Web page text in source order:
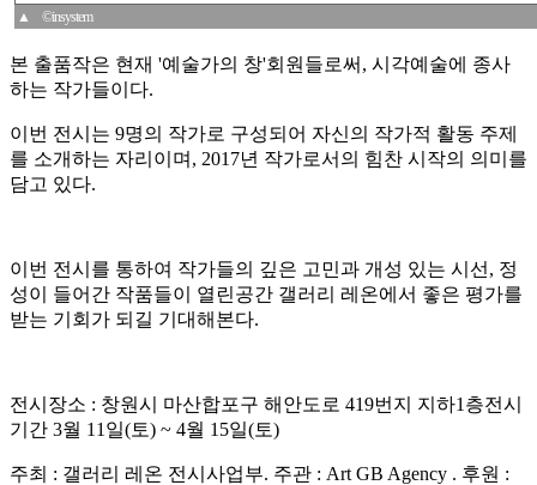
▲ ©insystem
본 출품작은 현재 '예술가의 창'회원들로써, 시각예술에 종사
하는 작가들이다.
이번 전시는 9명의 작가로 구성되어 자신의 작가적 활동 주제
를 소개하는 자리이며, 2017년 작가로서의 힘찬 시작의 의미를
담고 있다.
이번 전시를 통하여 작가들의 깊은 고민과 개성 있는 시선, 정
성이 들어간 작품들이 열린공간 갤러리 레온에서 좋은 평가를
받는 기회가 되길 기대해본다.
전시장소 : 창원시 마산합포구 해안도로 419번지 지하1층전시
기간 3월 11일(토) ~ 4월 15일(토)
주최 : 갤러리 레온 전시사업부. 주관 : Art GB Agency . 후원 :